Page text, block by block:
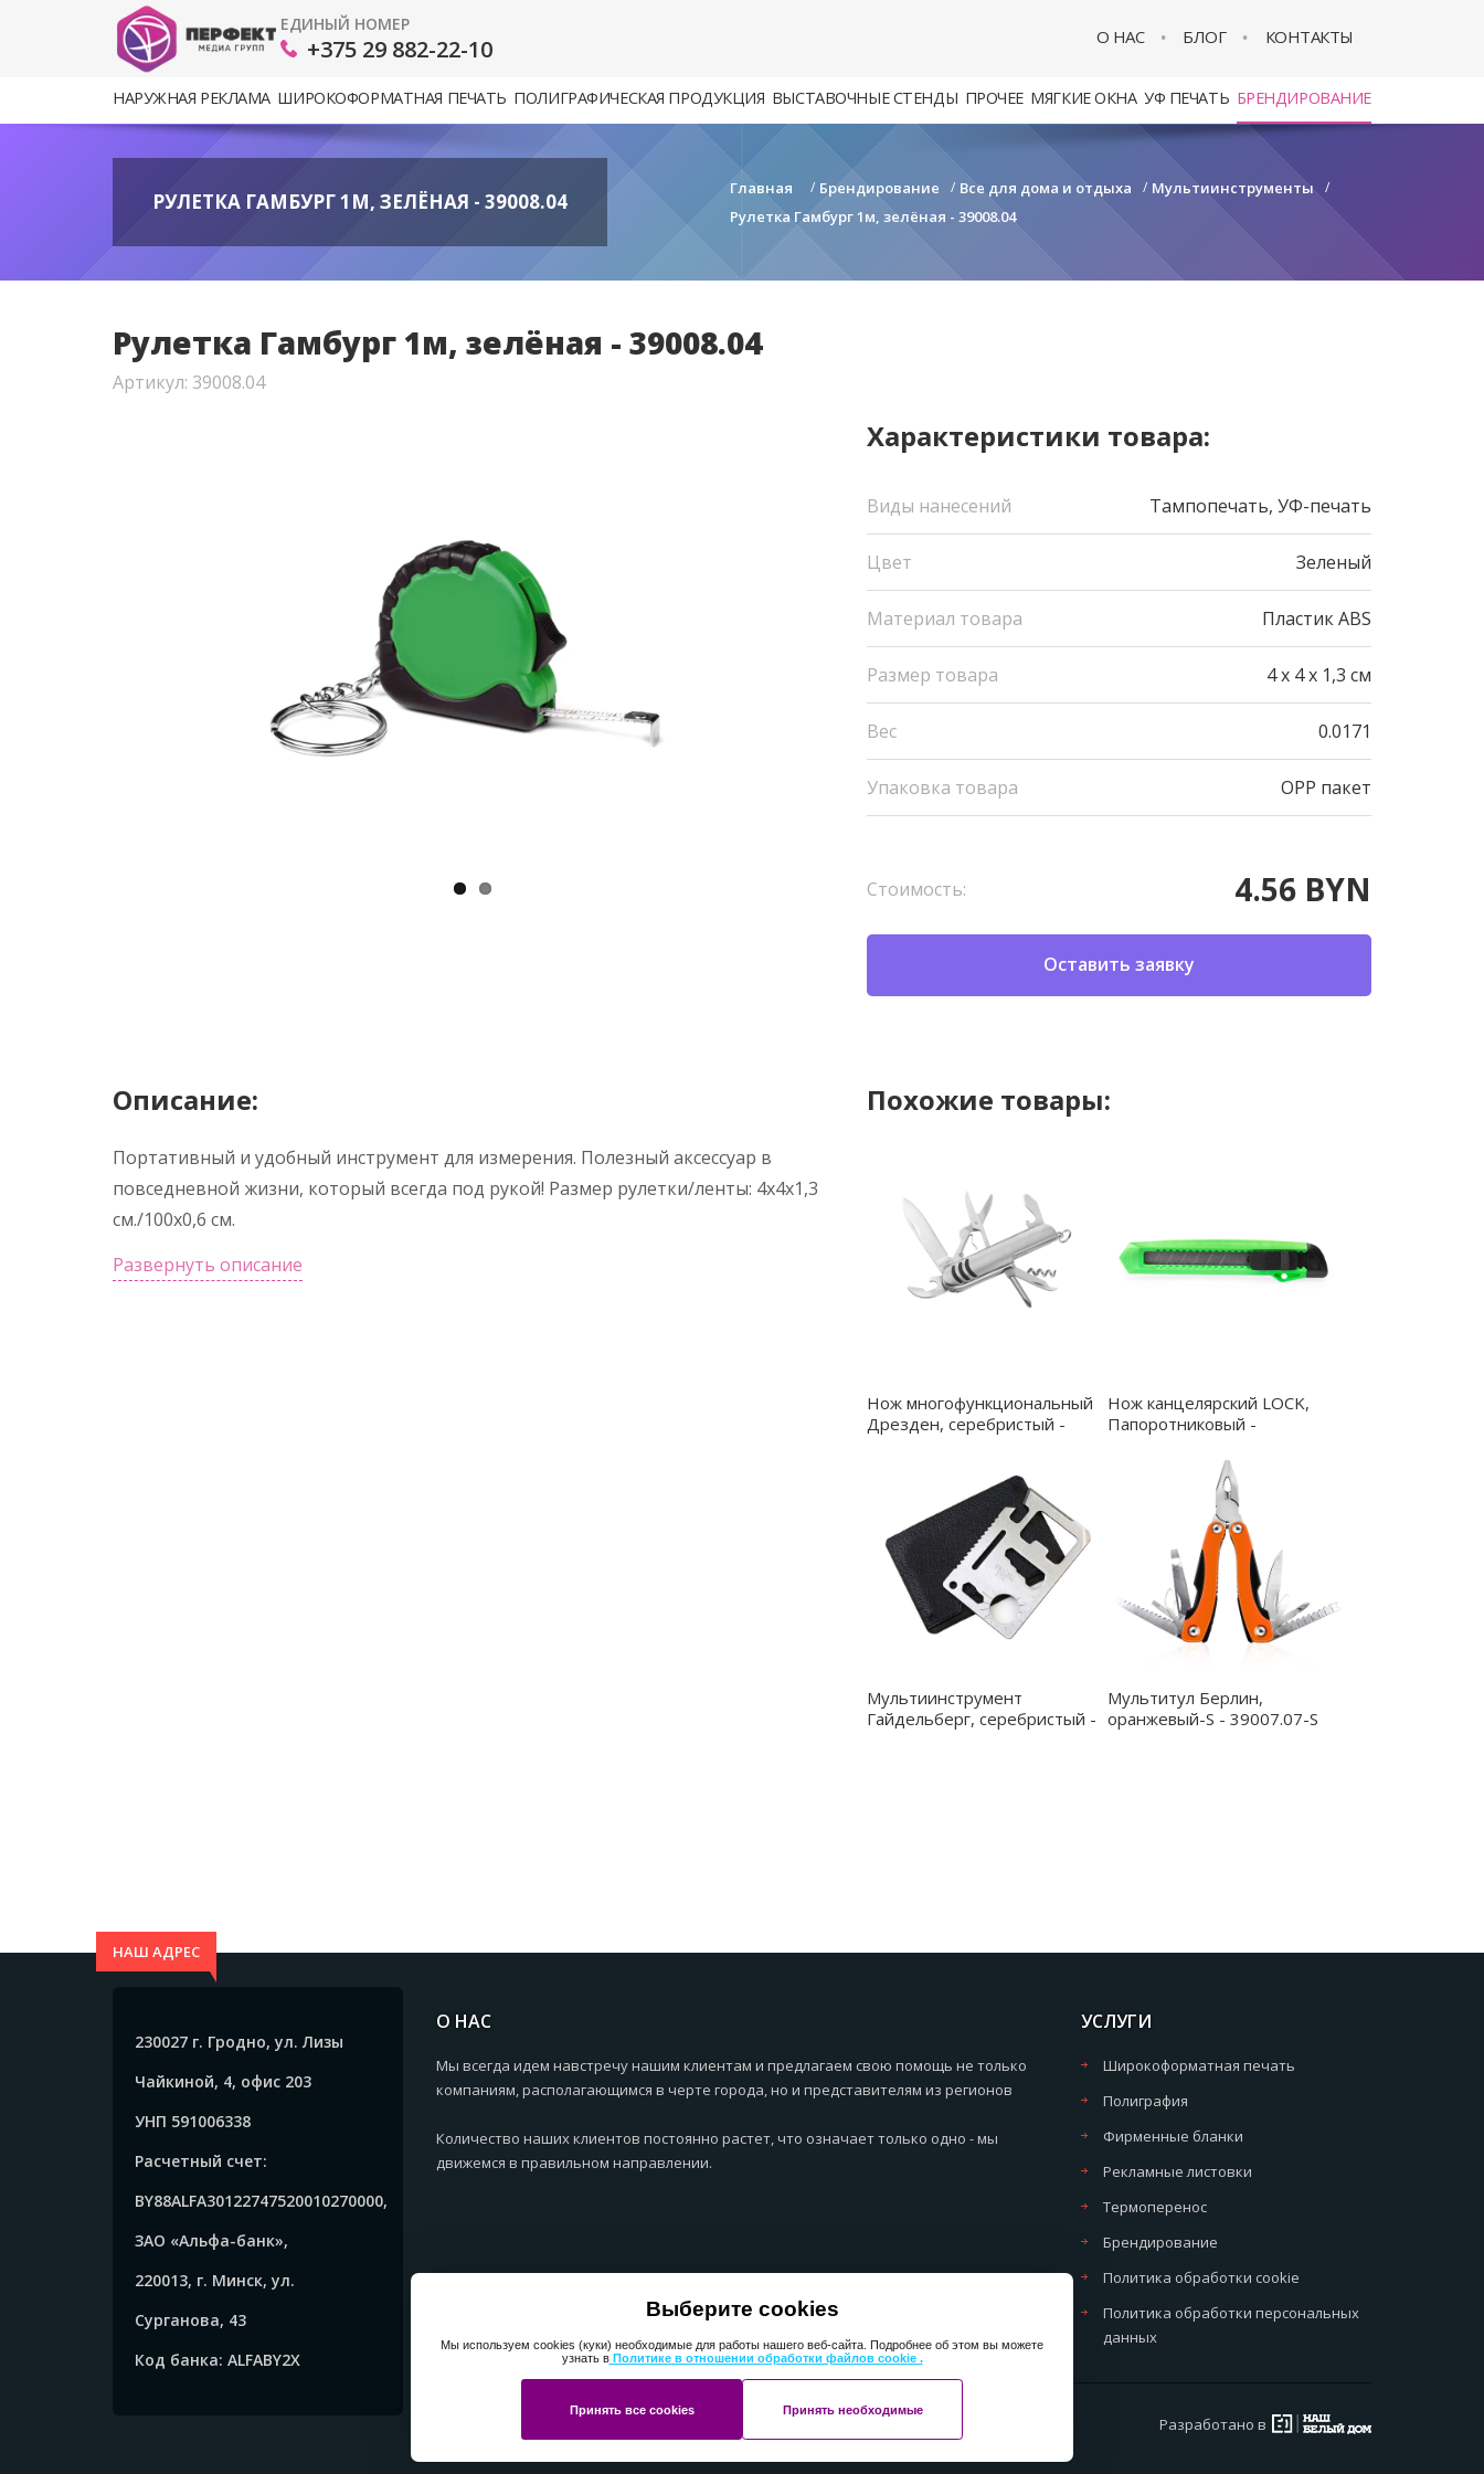
ЕДИНЫЙ НОМЕР
+375 29 882-22-10 О НАС БЛОГ КОНТАКТЫ
Выберите cookies
Мы используем cookies (куки) необходимые для работы нашего веб-сайта. Подробнее об этом вы можете
узнать вПолитике в отношении обработки файлов cookie .
Принять все cookies Принять необходимые
НАРУЖНАЯ РЕКЛАМА ШИРОКОФОРМАТНАЯ ПЕЧАТЬ ПОЛИГРАФИЧЕСКАЯ ПРОДУКЦИЯ ВЫСТАВОЧНЫЕ СТЕНДЫ ПРОЧЕЕ МЯГКИЕ ОКНА УФ ПЕЧАТЬ БРЕНДИРОВАНИЕ
РУЛЕТКА ГАМБУРГ 1М, ЗЕЛЁНАЯ - 39008.04
Главная / Брендирование / Все для дома и отдыха / Мультиинструменты /
Рулетка Гамбург 1м, зелёная - 39008.04
Рулетка Гамбург 1м, зелёная - 39008.04
Артикул: 39008.04
Характеристики товара:
Виды нанесений Тампопечать, УФ-печать
Цвет Зеленый
Материал товара Пластик ABS
Размер товара 4 x 4 x 1,3 см
Вес 0.0171
Упаковка товара OPP пакет
Стоимость: 4.56 BYN
Оставить заявку
Описание:
Портативный и удобный инструмент для измерения. Полезный аксессуар в
повседневной жизни, который всегда под рукой! Размер рулетки/ленты: 4x4x1,3
см./100x0,6 см.
Развернуть описание
Похожие товары:
Нож многофункциональный
Дрезден, серебристый -
Нож канцелярский LOCK,
Папоротниковый -
Мультиинструмент
Гайдельберг, серебристый -
Мультитул Берлин,
оранжевый-S - 39007.07-S
НАШ АДРЕС
230027 г. Гродно, ул. Лизы
Чайкиной, 4, офис 203
УНП 591006338
Расчетный счет:
BY88ALFA30122747520010270000,
ЗАО «Альфа-банк»,
220013, г. Минск, ул.
Сурганова, 43
Код банка: ALFABY2X
О НАС
Мы всегда идем навстречу нашим клиентам и предлагаем свою помощь не только
компаниям, располагающимся в черте города, но и представителям из регионов
Количество наших клиентов постоянно растет, что означает только одно - мы
движемся в правильном направлении.
УСЛУГИ
Широкоформатная печать
Полиграфия
Фирменные бланки
Рекламные листовки
Термоперенос
Брендирование
Политика обработки cookie
Политика обработки персональных
данных
Разработано в